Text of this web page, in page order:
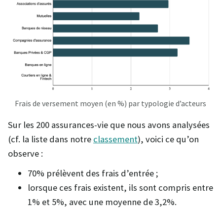
Frais de versement moyen (en %) par typologie d’acteurs
Sur les 200 assurances-vie que nous avons analysées
(cf. la liste dans notre classement), voici ce qu’on
observe :
70% prélèvent des frais d’entrée ;
lorsque ces frais existent, ils sont compris entre
1% et 5%, avec une moyenne de 3,2%.